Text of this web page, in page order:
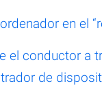
en el
el conductor a
de